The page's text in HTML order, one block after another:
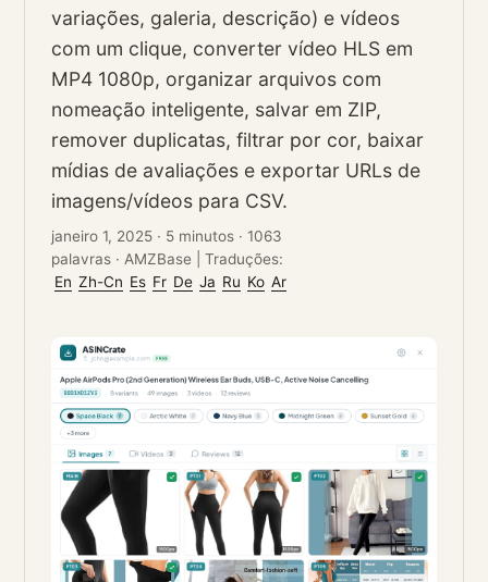
variações, galeria, descrição) e vídeos
com um clique, converter vídeo HLS em
MP4 1080p, organizar arquivos com
nomeação inteligente, salvar em ZIP,
remover duplicatas, filtrar por cor, baixar
mídias de avaliações e exportar URLs de
imagens/vídeos para CSV.
janeiro 1, 2025 · 5 minutos ·1063
palavras · AMZBase |Traduções:
En Zh-Cn Es Fr De Ja Ru Ko Ar